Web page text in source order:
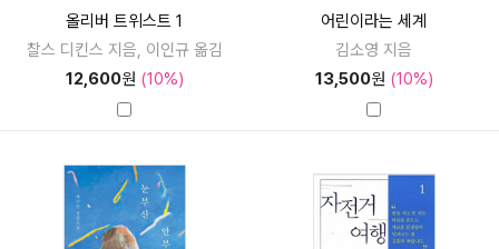
올리버 트위스트 1
찰스 디킨스 지음, 이인규 옮김
12,600원 (10%)
어린이라는 세계
김소영 지음
13,500원 (10%)